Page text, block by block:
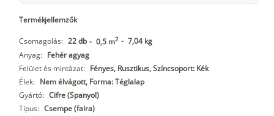
Termékjellemzők
Csomagolás: 22 db - 0,5 m2 - 7,04 kg
Anyag: Fehér agyag
Felület és mintázat: Fényes, Rusztikus, Színcsoport: Kék
Élek: Nem élvágott, Forma: Téglalap
Gyártó: Cifre (Spanyol)
Típus: Csempe (falra)